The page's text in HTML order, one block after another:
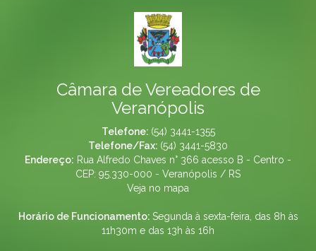
Câmara de Vereadores de
Veranópolis
Telefone: (54) 3441-1355
Telefone/Fax: (54) 3441-5830
Endereço: Rua Alfredo Chaves n° 366 acesso B - Centro -
CEP: 95.330-000 - Veranópolis / RS
Veja no mapa
Horário de Funcionamento: Segunda à sexta-feira, das 8h às
11h30m e das 13h às 16h